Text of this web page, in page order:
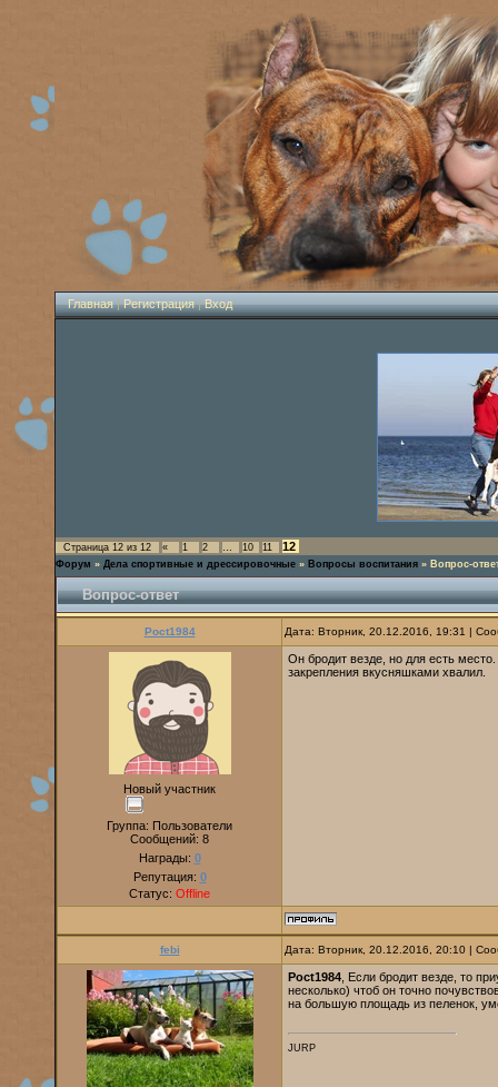
Главная|Регистрация|Вход
Страница 12 из 12 « 1 2 … 10 11 12
Форум » Дела спортивные и дрессировочные » Вопросы воспитания » Вопрос-
Вопрос-ответ
Poct1984 Дата: Вторник, 20.12.2016, 19:31 |
Новый участник
Группа: Пользователи
Сообщений: 8
Награды: 0
Репутация: 0
Статус: Offline
Он бродит везде, но для есть
закрепления вкусняшками хвалил.
febi Дата: Вторник, 20.12.2016, 20:10 |
Poct1984 , Если бродит везде, то
несколько) чтоб он точно
на большую площадь из пеленок,
JURP